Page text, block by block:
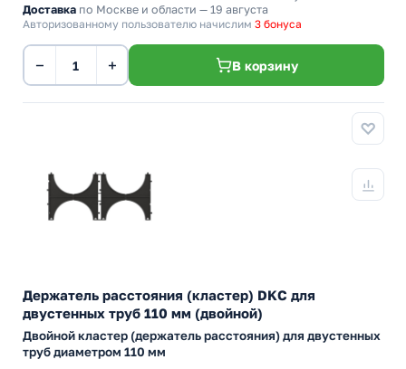
Доставка по Москве и области — 19 августа
Авторизованному пользователю начислим 3 бонуса
− + В корзину
Держатель расстояния (кластер) DKC для
двустенных труб 110 мм (двойной)
Двойной кластер (держатель расстояния) для двустенных
труб диаметром 110 мм